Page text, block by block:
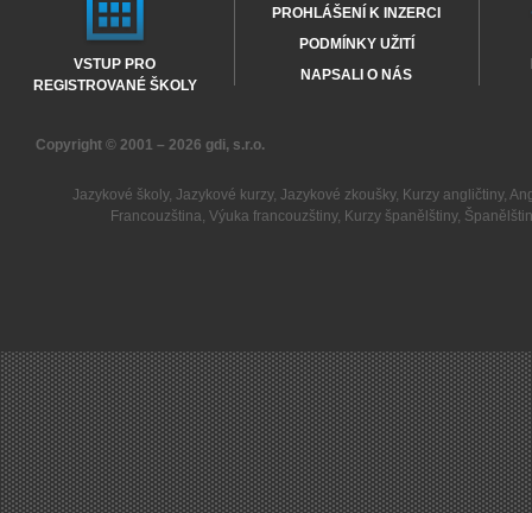
VSTUP PRO
REGISTROVANÉ ŠKOLY
PROHLÁŠENÍ K INZERCI
PODMÍNKY UŽITÍ
NAPSALI O NÁS
Copyright © 2001 – 2026 gdi, s.r.o.
Jazykové školy, Jazykové kurzy, Jazykové zkoušky, Kurzy angličtiny,
Francouzština,Výuka francouzštiny, Kurzy španělštiny,